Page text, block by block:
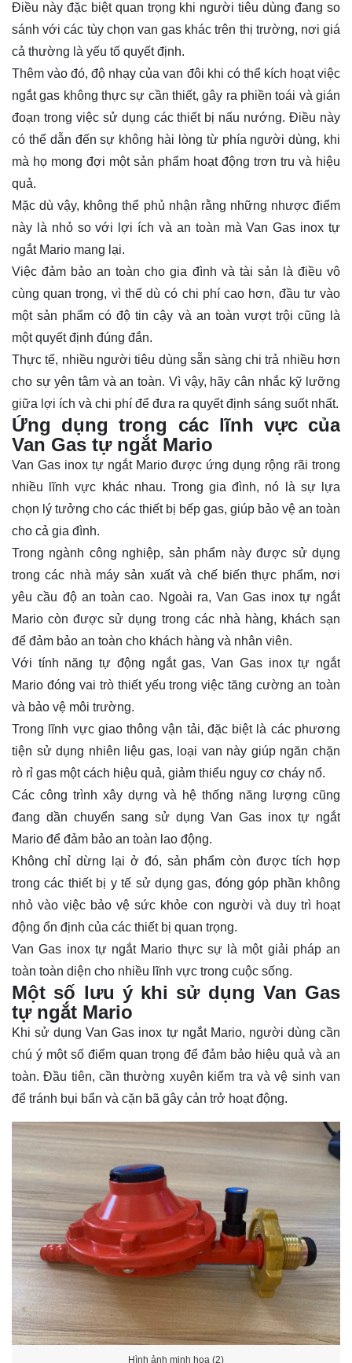
Điều này đặc biệt quan trọng khi người tiêu dùng đang so
sánh với các tùy chọn van gas khác trên thị trường, nơi giá
cả thường là yếu tố quyết định.
Thêm vào đó, độ nhạy của van đôi khi có thể kích hoạt việc
ngắt gas không thực sự cần thiết, gây ra phiền toái và gián
đoạn trong việc sử dụng các thiết bị nấu nướng. Điều này
có thể dẫn đến sự không hài lòng từ phía người dùng, khi
mà họ mong đợi một sản phẩm hoạt động trơn tru và hiệu
quả.
Mặc dù vậy, không thể phủ nhận rằng những nhược điểm
này là nhỏ so với lợi ích và an toàn mà Van Gas inox tự
ngắt Mario mang lại.
Việc đảm bảo an toàn cho gia đình và tài sản là điều vô
cùng quan trọng, vì thế dù có chi phí cao hơn, đầu tư vào
một sản phẩm có độ tin cậy và an toàn vượt trội cũng là
một quyết định đúng đắn.
Thực tế, nhiều người tiêu dùng sẵn sàng chi trả nhiều hơn
cho sự yên tâm và an toàn. Vì vậy, hãy cân nhắc kỹ lưỡng
giữa lợi ích và chi phí để đưa ra quyết định sáng suốt nhất.
Ứng dụng trong các lĩnh vực của
Van Gas tự ngắt Mario
Van Gas inox tự ngắt Mario được ứng dụng rộng rãi trong
nhiều lĩnh vực khác nhau. Trong gia đình, nó là sự lựa
chọn lý tưởng cho các thiết bị bếp gas, giúp bảo vệ an toàn
cho cả gia đình.
Trong ngành công nghiệp, sản phẩm này được sử dụng
trong các nhà máy sản xuất và chế biến thực phẩm, nơi
yêu cầu độ an toàn cao. Ngoài ra, Van Gas inox tự ngắt
Mario còn được sử dụng trong các nhà hàng, khách sạn
để đảm bảo an toàn cho khách hàng và nhân viên.
Với tính năng tự động ngắt gas, Van Gas inox tự ngắt
Mario đóng vai trò thiết yếu trong việc tăng cường an toàn
và bảo vệ môi trường.
Trong lĩnh vực giao thông vận tải, đặc biệt là các phương
tiện sử dụng nhiên liệu gas, loại van này giúp ngăn chặn
rò rỉ gas một cách hiệu quả, giảm thiểu nguy cơ cháy nổ.
Các công trình xây dựng và hệ thống năng lượng cũng
đang dần chuyển sang sử dụng Van Gas inox tự ngắt
Mario để đảm bảo an toàn lao động.
Không chỉ dừng lại ở đó, sản phẩm còn được tích hợp
trong các thiết bị y tế sử dụng gas, đóng góp phần không
nhỏ vào việc bảo vệ sức khỏe con người và duy trì hoạt
động ổn định của các thiết bị quan trọng.
Van Gas inox tự ngắt Mario thực sự là một giải pháp an
toàn toàn diện cho nhiều lĩnh vực trong cuộc sống.
Một số lưu ý khi sử dụng Van Gas
tự ngắt Mario
Khi sử dụng Van Gas inox tự ngắt Mario, người dùng cần
chú ý một số điểm quan trọng để đảm bảo hiệu quả và an
toàn. Đầu tiên, cần thường xuyên kiểm tra và vệ sinh van
để tránh bụi bẩn và cặn bã gây cản trở hoạt động.
Hình ảnh minh họa (2)